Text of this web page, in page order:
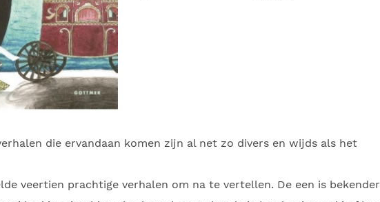
die ervandaan komen zijn al net zo divers en wijds als het
veertien prachtige verhalen om na te vertellen. De een is bekender